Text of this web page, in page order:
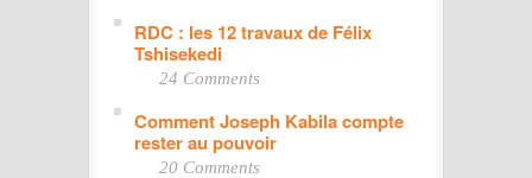
RDC : les 12 travaux de Félix
Tshisekedi
24 Comments
Comment Joseph Kabila compte
rester au pouvoir
20 Comments